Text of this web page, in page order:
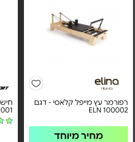
רפורמר עץ מייפל קלאסי - דגם
ELN 100002
מחיר מיוחד
001